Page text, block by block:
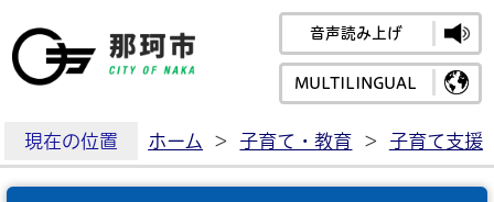
那珂市公式ホームペ
音声読み上げ
MULTILINGUAL
現在の位置 ホーム > 子育て・教育 > 子育て支援